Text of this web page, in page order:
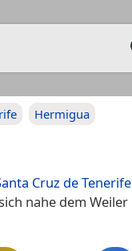
Hermigua
Cruz de Tenerife
nahe dem Weiler